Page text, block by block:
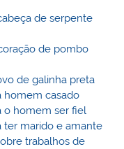
de serpente
de pombo
de galinha preta
homem casado
o homem ser fiel
ter marido e amante
trabalhos de